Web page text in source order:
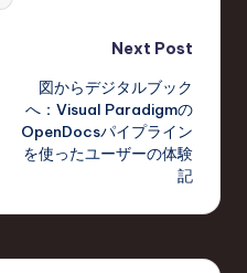
Next Post
図からデジタルブック
へ：Visual Paradigmの
OpenDocsパイプライン
を使ったユーザーの体験
記